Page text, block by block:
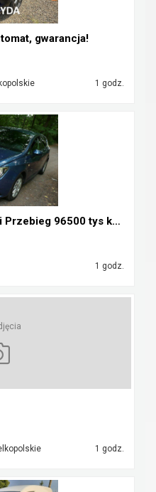
gwarancja!
1 godz.
Seat Ibiza 1.4. 85km. Niski Przebieg 96500 tys km....
1 godz.
1 godz.